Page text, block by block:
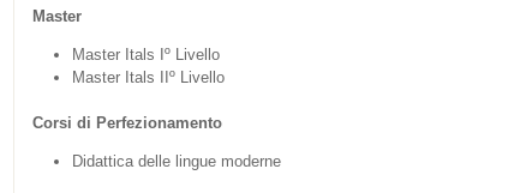
Master
Master Itals Iº Livello
Master Itals IIº Livello
Corsi di Perfezionamento
Didattica delle lingue moderne